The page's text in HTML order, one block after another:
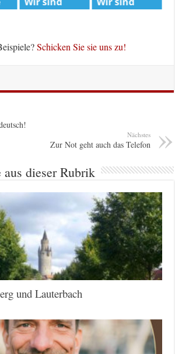
„Toom“-Markt
eine...
Schicken Sie sie uns zu!
Nächstes
Zur Not geht auch das Telefon
dieser Rubrik
und Lauterbach